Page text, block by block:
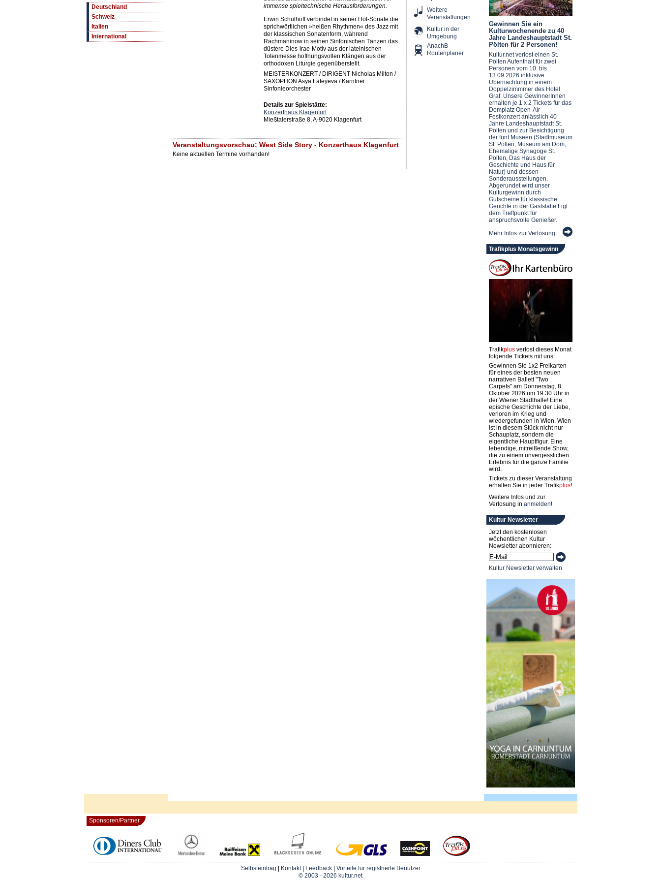
Deutschland
Schweiz
Italien
International
immense spieltechnische Herausforderungen.
Erwin Schulhoff verbindet in seiner Hot-Sonate die
sprichwörtlichen »heißen Rhythmen« des Jazz mit
der klassischen Sonatenform, während
Rachmaninow in seinen Sinfonischen Tänzen das
düstere Dies-irae-Motiv aus der lateinischen
Totenmesse hoffnungsvollen Klängen aus der
orthodoxen Liturgie gegenüberstellt.
MEISTERKONZERT / DIRIGENT Nicholas Milton /
SAXOPHON Asya Fateyeva / Kärntner
Sinfonieorchester
Details zur Spielstätte:
Konzerthaus Klagenfurt
Mießtalerstraße 8, A-9020 Klagenfurt
Veranstaltungsvorschau: West Side Story - Konzerthaus Klagenfurt
Keine aktuellen Termine vorhanden!
Weitere
Veranstaltungen
Kultur in der
Umgebung
AnachB
Routenplaner
Gewinnen Sie ein
Kulturwochenende zu 40
Jahre Landeshauptstadt St.
Pölten für 2 Personen!
Kultur.net verlost einen St.
Pölten Aufenthalt für zwei
Personen vom 10. bis
13.09.2026 inklusive
Übernachtung in einem
Doppelzimmmer des Hotel
Graf. Unsere GewinnerInnen
erhalten je 1 x 2 Tickets für das
Domplatz Open-Air -
Festkonzert anlässlich 40
Jahre Landeshauptstadt St.
Pölten und zur Besichtigung
der fünf Museen (Stadtmuseum
St. Pölten, Museum am Dom,
Ehemalige Synagoge St.
Pölten, Das Haus der
Geschichte und Haus für
Natur) und dessen
Sonderausstellungen.
Abgerundet wird unser
Kulturgewinn durch
Gutscheine für klassische
Gerichte in der Gaststätte Figl
dem Treffpunkt für
anspruchsvolle Genießer.
Mehr Infos zur Verlosung
Trafikplus Monatsgewinn
Trafikplusverlost dieses Monat
folgende Tickets mit uns:
Gewinnen Sie 1x2 Freikarten
für eines der besten neuen
narrativen Ballett "Two
Carpets" am Donnerstag, 8.
Oktober 2026 um 19:30 Uhr in
der Wiener Stadthalle! Eine
epische Geschichte der Liebe,
verloren im Krieg und
wiedergefunden in Wien. Wien
ist in diesem Stück nicht nur
Schauplatz, sondern die
eigentliche Hauptfigur. Eine
lebendige, mitreißende Show,
die zu einem unvergesslichen
Erlebnis für die ganze Familie
wird.
Tickets zu dieser Veranstaltung
erhalten Sie in jeder Trafikplus!
Weitere Infos und zur
Verlosung in anmelden!
Kultur Newsletter
Jetzt den kostenlosen
wöchentlichen Kultur
Newsletter abonnieren:
Kultur Newsletter verwalten
Sponsoren/Partner
Selbsteintrag Kontakt| Feedback| Vorteile für registrierte Benutzer
© 2003 - 2026 kultur.net